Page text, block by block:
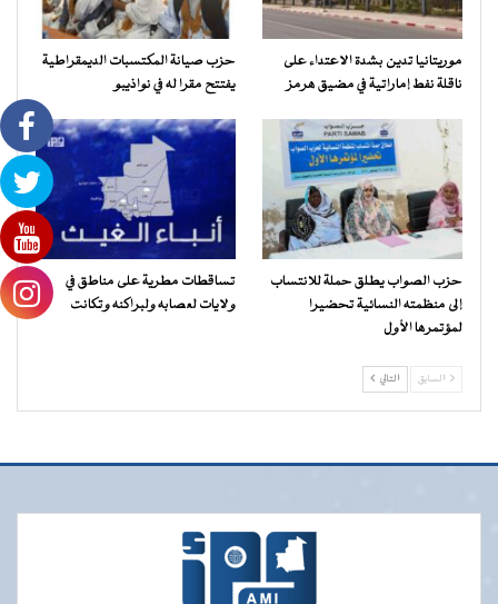
موريتانيا تدين بشدة الاعتداء على
ناقلة نفط إماراتية في مضيق هرمز
حزب صيانة المكتسبات الديمقراطية
يفتتح مقرا له في نواذيبو
حزب الصواب يطلق حملة للانتساب
إلى منظمته النسائية تحضيرا
لمؤتمرها الأول
تساقطات مطرية على مناطق في
ولايات لعصابه ولبراكنه وتكانت
السابق التالي